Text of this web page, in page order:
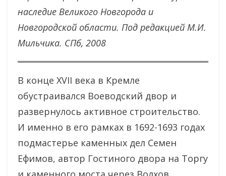
наследие Великого Новгорода и
Новгородской области. Под редакцией М.И.
Мильчика. СПб, 2008
В конце XVII века в Кремле
обустраивался Воеводский двор и
развернулось активное строительство.
И именно в его рамках в 1692-1693 годах
подмастерье каменных дел Семен
Ефимов, автор Гостиного двора на Торгу